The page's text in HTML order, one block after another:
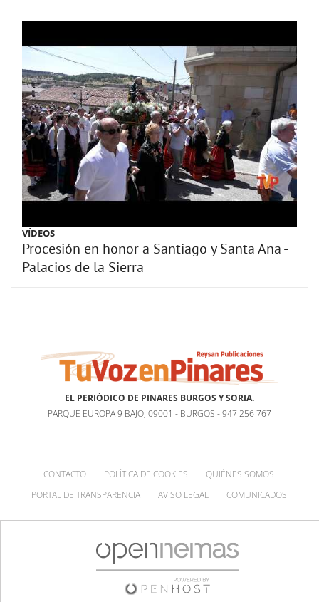
VÍDEOS
Procesión en honor a Santiago y Santa Ana -
Palacios de la Sierra
EL PERIÓDICO DE PINARES BURGOS Y SORIA.
PARQUE EUROPA 9 BAJO, 09001 - BURGOS - 947 256 767
CONTACTO POLÍTICA DE COOKIES
QUIÉNES SOMOS
PORTAL DE TRANSPARENCIA
AVISO LEGAL COMUNICADOS